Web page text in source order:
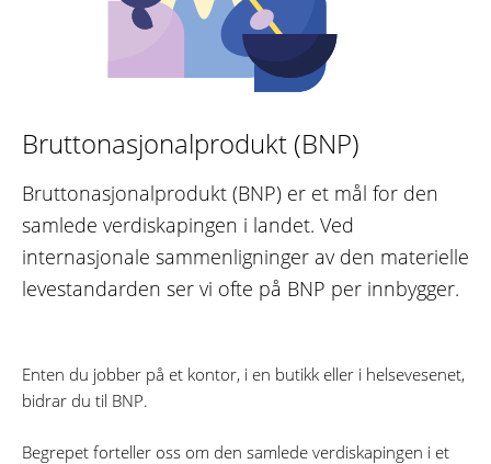
Bruttonasjonalprodukt (BNP)
Bruttonasjonalprodukt (BNP) er et mål for den
samlede verdiskapingen i landet. Ved
internasjonale sammenligninger av den materielle
levestandarden ser vi ofte på BNP per innbygger.
Enten du jobber på et kontor, i en butikk eller i helsevesenet,
bidrar du til BNP.
Begrepet forteller oss om den samlede verdiskapingen i et